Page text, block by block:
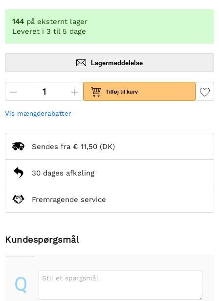
144 på eksternt lager
Leveret i 3 til 5 dage
Lagermeddelelse
Tilføj til kurv
Vis mængderabatter
Sendes fra € 11,50 (DK)
30 dages afkøling
Fremragende service
Kundespørgsmål
Q Stil et spørgsmål